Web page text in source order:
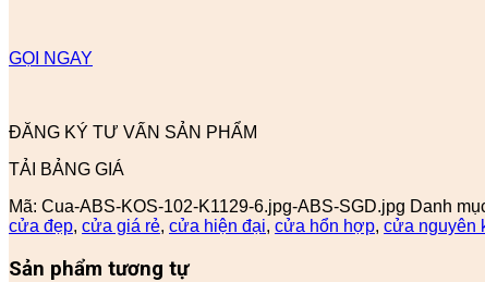
GỌI NGAY
ĐĂNG KÝ TƯ VẤN SẢN PHẨM
TẢI BẢNG GIÁ
Mã: Cua-ABS-KOS-102-K1129-6.jpg-ABS-SGD.jpg Danh
cửa đẹp, cửa giá rẻ, cửa hiện đại, cửa hổn hợp, cửa nguyên
Sản phẩm tương tự